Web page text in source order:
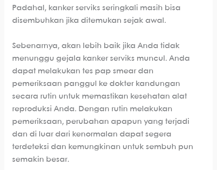
Padahal, kanker serviks seringkali masih bisa
disembuhkan jika ditemukan sejak awal.
Sebenarnya, akan lebih baik jika Anda tidak
menunggu gejala kanker serviks muncul. Anda
dapat melakukan tes pap smear dan
pemeriksaan panggul ke dokter kandungan
secara rutin untuk memastikan kesehatan alat
reproduksi Anda. Dengan rutin melakukan
pemeriksaan, perubahan apapun yang terjadi
dan di luar dari kenormalan dapat segera
terdeteksi dan kemungkinan untuk sembuh pun
semakin besar.